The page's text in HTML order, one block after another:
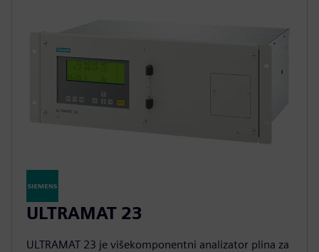
ULTRAMAT 23
ULTRAMAT 23 je višekomponentni analizator plina za